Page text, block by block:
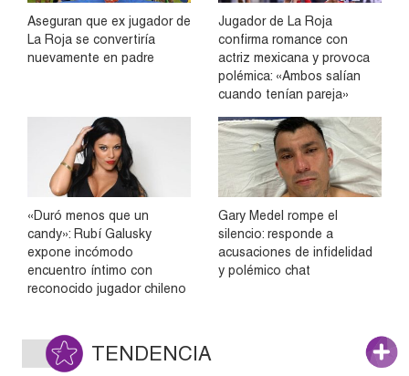
Aseguran que ex jugador de
La Roja se convertiría
nuevamente en padre
Jugador de La Roja
confirma romance con
actriz mexicana y provoca
polémica: «Ambos salían
cuando tenían pareja»
«Duró menos que un
candy»: Rubí Galusky
expone incómodo
encuentro íntimo con
reconocido jugador chileno
Gary Medel rompe el
silencio: responde a
acusaciones de infidelidad
y polémico chat
TENDENCIA